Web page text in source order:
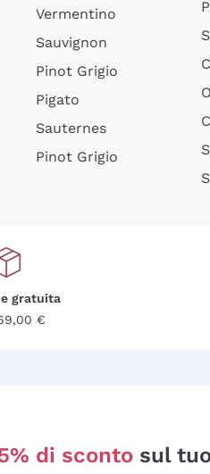
Vermentino
Sauvignon
Pinot Grigio
Pigato
Sauternes
Pinot Grigio
gratuita
€
di sconto sul